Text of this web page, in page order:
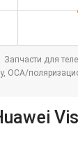
Запчасти для
OCA/